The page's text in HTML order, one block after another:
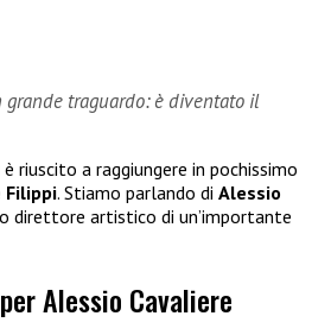
grande traguardo: è diventato il
è riuscito a raggiungere in pochissimo
Filippi. Stiamo parlando di Alessio
direttore artistico di un’importante
Alessio Cavaliere